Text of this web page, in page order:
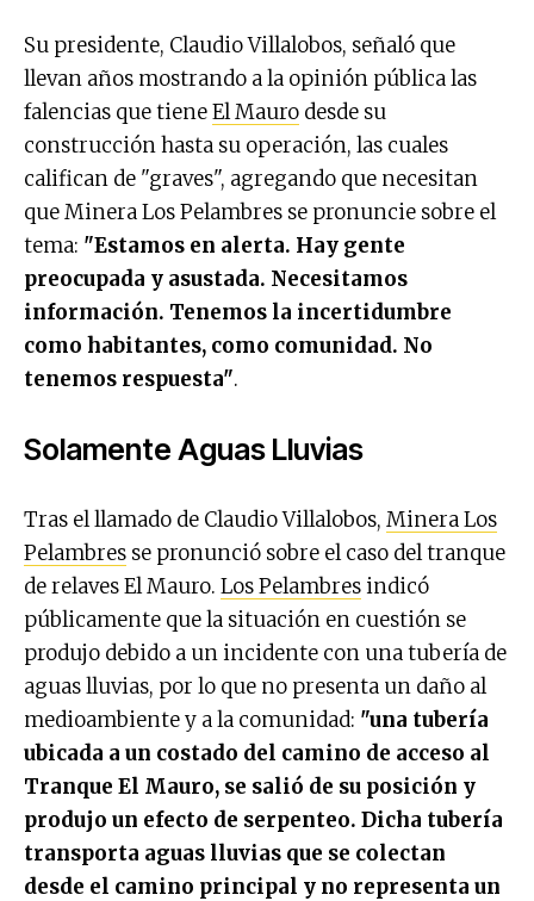
Su presidente, Claudio Villalobos, señaló que
llevan años mostrando a la opinión pública las
falencias que tieneEl Mauro desde su
construcción hasta su operación, las cuales
califican de "graves", agregando que necesitan
que Minera Los Pelambres se pronuncie sobre el
tema: "Estamos en alerta. Hay gente
preocupada y asustada. Necesitamos
información. Tenemos la incertidumbre
como habitantes, como comunidad. No
tenemos respuesta".
Solamente Aguas Lluvias
Tras el llamado de Claudio Villalobos, Minera Los
Pelambres se pronunció sobre el caso del tranque
de relaves El Mauro. Los Pelambresindicó
públicamente que la situación en cuestión se
produjo debido a un incidente con una tubería de
aguas lluvias, por lo que no presenta un daño al
medioambiente y a la comunidad: "una tubería
ubicada a un costado del camino de acceso al
Tranque El Mauro, se salió de su posición y
produjo un efecto de serpenteo. Dicha tubería
transporta aguas lluvias que se colectan
desde el camino principal y no representa un